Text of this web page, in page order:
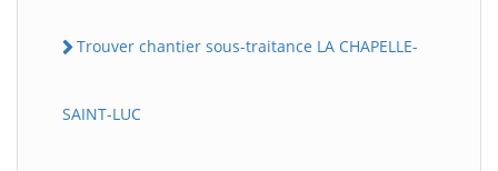
Trouver chantier sous-traitance LA CHAPELLE-
SAINT-LUC